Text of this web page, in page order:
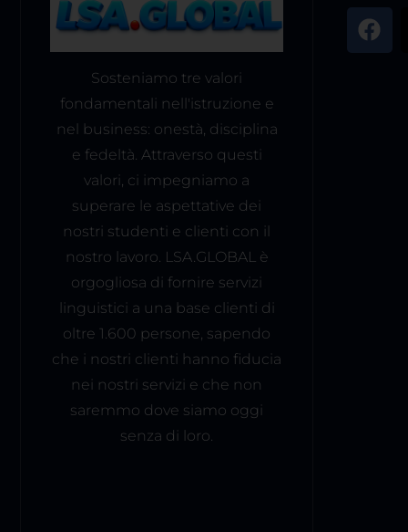
Sosteniamo tre valori
fondamentali nell'istruzione e
nel business: onestà, disciplina
e fedeltà. Attraverso questi
valori, ci impegniamo a
superare le aspettative dei
nostri studenti e clienti con il
nostro lavoro. LSA.GLOBAL è
orgogliosa di fornire servizi
linguistici a una base clienti di
oltre 1.600 persone, sapendo
che i nostri clienti hanno fiducia
nei nostri servizi e che non
saremmo dove siamo oggi
senza di loro.